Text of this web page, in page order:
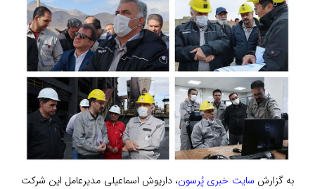
به گزارش سایت خبری پُرسون، داریوش اسماعیلی مدیرعامل این شرکت